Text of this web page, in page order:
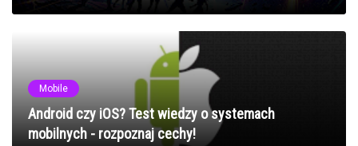
Mobile
Android czy iOS? Test wiedzy o systemach
mobilnych - rozpoznaj cechy!